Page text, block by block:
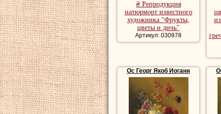
₴ Репродукция
натюрморт известного
художника "Фрукты,
цветы и дичь"
Артикул: 030978
Ос Георг Якоб Иоганн